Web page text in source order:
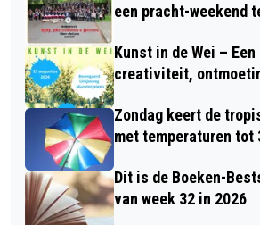
een pracht-weekend
Kunst in de Wei –
creativiteit,
Zondag keert de
met temperaturen tot
Dit is de Boeken-
van week 32 in 2026